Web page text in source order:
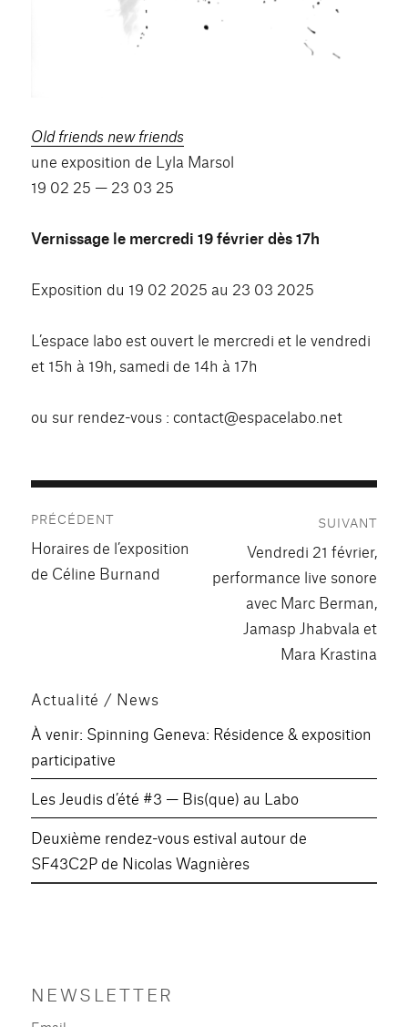
Old friends new friends
une exposition de Lyla Marsol
19 02 25 — 23 03 25
Vernissage le mercredi 19 février dès 17h
Exposition du 19 02 2025 au 23 03 2025
L’espace labo est ouvert le mercredi et le vendredi
et 15h à 19h, samedi de 14h à 17h
ou sur rendez-vous : contact@espacelabo.net
de
l’article
PRÉCÉDENT
Publication
précédente :
Horaires de l’exposition
de Céline Burnand
SUIVANT
Publication
suivante :
Vendredi 21 février,
performance live sonore
avec Marc Berman,
Jamasp Jhabvala et
Mara Krastina
Actualité / News
À venir: Spinning Geneva: Résidence & exposition
participative
Les Jeudis d’été #3 — Bis(que) au Labo
Deuxième rendez-vous estival autour de
SF43C2P de Nicolas Wagnières
NEWSLETTER